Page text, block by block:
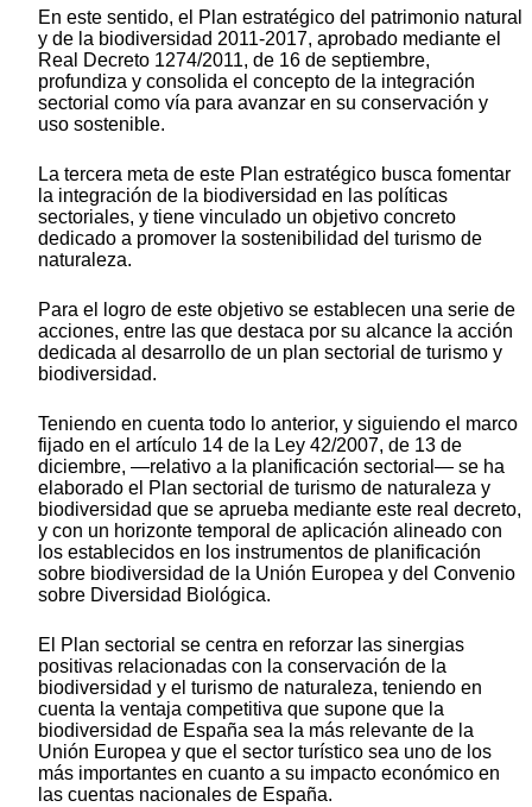
En este sentido, el Plan estratégico del patrimonio natural
y de la biodiversidad 2011-2017, aprobado mediante el
Real Decreto 1274/2011, de 16 de septiembre,
profundiza y consolida el concepto de la integración
sectorial como vía para avanzar en su conservación y
uso sostenible.
La tercera meta de este Plan estratégico busca fomentar
la integración de la biodiversidad en las políticas
sectoriales, y tiene vinculado un objetivo concreto
dedicado a promover la sostenibilidad del turismo de
naturaleza.
Para el logro de este objetivo se establecen una serie de
acciones, entre las que destaca por su alcance la acción
dedicada al desarrollo de un plan sectorial de turismo y
biodiversidad.
Teniendo en cuenta todo lo anterior, y siguiendo el marco
fijado en el artículo 14 de la Ley 42/2007, de 13 de
diciembre, —relativo a la planificación sectorial— se ha
elaborado el Plan sectorial de turismo de naturaleza y
biodiversidad que se aprueba mediante este real decreto,
y con un horizonte temporal de aplicación alineado con
los establecidos en los instrumentos de planificación
sobre biodiversidad de la Unión Europea y del Convenio
sobre Diversidad Biológica.
El Plan sectorial se centra en reforzar las sinergias
positivas relacionadas con la conservación de la
biodiversidad y el turismo de naturaleza, teniendo en
cuenta la ventaja competitiva que supone que la
biodiversidad de España sea la más relevante de la
Unión Europea y que el sector turístico sea uno de los
más importantes en cuanto a su impacto económico en
las cuentas nacionales de España.